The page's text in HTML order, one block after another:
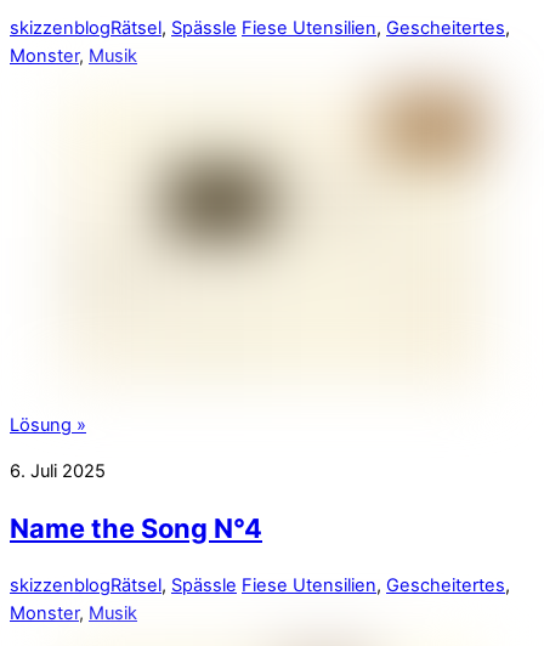
skizzenblogRätsel, Spässle Fiese Utensilien, Gescheitertes,
Monster, Musik
Lösung »
6. Juli 2025
Name the Song N°4
skizzenblogRätsel, Spässle Fiese Utensilien, Gescheitertes,
Monster, Musik